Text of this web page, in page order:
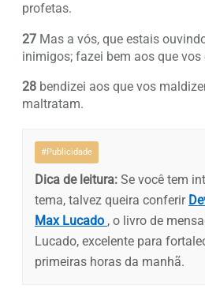
profetas.
27 Mas a vós, que estais
inimigos; fazei bem aos que vos
28 bendizei aos que vos
maltratam.
#Publicidade
Dica de leitura: Se você tem
tema, talvez queira conferir
Max Lucado , o livro de
Lucado, excelente para
primeiras horas da manhã.